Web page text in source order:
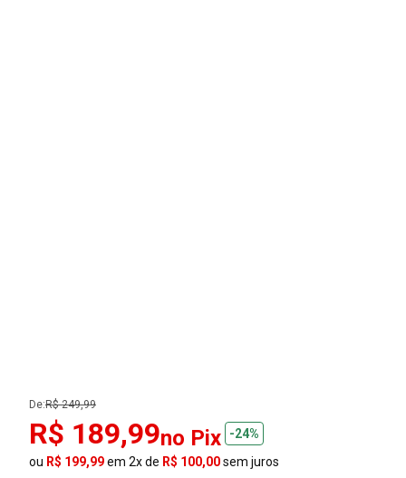
De:R$ 249,99
R$ 189,99no Pix
-24%
ou R$ 199,99em 2x de R$ 100,00sem juros